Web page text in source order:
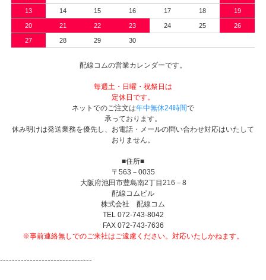
13 14 15 16 17 18 19
20 21 22 23 24 25 26
27 28 29 30
配線コムの営業カレンダーです。
毎週土・日曜・祝祭日は
定休日です。
ネットでのご注文は年中無休24時間で
承っております。
休み明けは発送業務を優先し、お電話・メールの問い合わせ対応はいたして
おりません。
■住所■
〒563－0035
大阪府池田市豊島南2丁目216－8
配線コムビル
株式会社 配線コム
TEL 072-743-8042
FAX 072-743-7636
※事前連絡無しでのご来社はご遠慮ください。対応いたしかねます。
-------------------------------